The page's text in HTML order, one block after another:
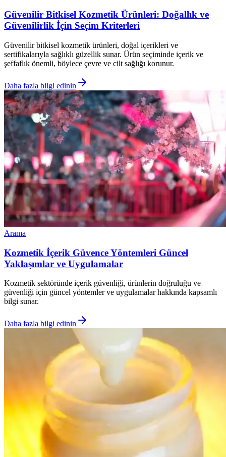
Güvenilir Bitkisel Kozmetik Ürünleri: Doğallık ve
Güvenilirlik İçin Seçim Kriterleri
Güvenilir bitkisel kozmetik ürünleri, doğal içerikleri ve
sertifikalarıyla sağlıklı güzellik sunar. Ürün seçiminde içerik ve
şeffaflık önemli, böylece çevre ve cilt sağlığı korunur.
Daha fazla bilgi edinin
Arama
Kozmetik İçerik Güvence Yöntemleri Güncel
Yaklaşımlar ve Uygulamalar
Kozmetik sektöründe içerik güvenliği, ürünlerin doğruluğu ve
güvenliği için güncel yöntemler ve uygulamalar hakkında kapsamlı
bilgi sunar.
Daha fazla bilgi edinin